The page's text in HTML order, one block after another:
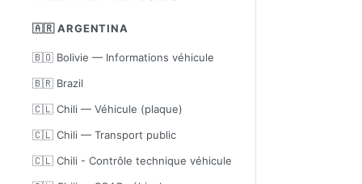
🇦🇷 ARGENTINA
🇧🇴 Bolivie — Informations véhicule
🇧🇷 Brazil
🇨🇱 Chili — Véhicule (plaque)
🇨🇱 Chili — Transport public
🇨🇱 Chili - Contrôle technique véhicule